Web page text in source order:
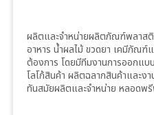
ผลิตและจำหน่ายผลิตภัณฑ์พลาส
อาหาร น้ำผลไม้ ขวดยา เคมีภัณ
ต้องการ โดยมีทีมงานการออกแ
โลโก้สินค้า ผลิตฉลากสินค้าและง
ทันสมัยผลิตและจำหน่าย หลอดพ